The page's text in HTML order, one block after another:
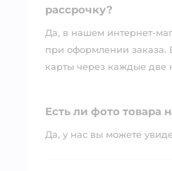
рассрочку?
Да, в нашем интернет-
при оформлении заказа.
карты через каждые две
Есть ли фото товара
Да, у нас вы можете